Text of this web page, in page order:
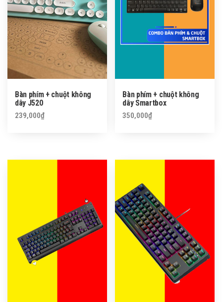
Bàn phím + chuột không
dây J520
239,000₫
Bàn phím + chuột không
dây Smartbox
350,000₫